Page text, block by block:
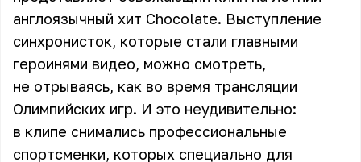
англоязычный хит Chocolate. Выступление
синхронисток, которые стали главными
героинями видео, можно смотреть,
не отрываясь, как во время трансляции
Олимпийских игр. И это неудивительно:
в клипе снимались профессиональные
спортсменки, которых специально для